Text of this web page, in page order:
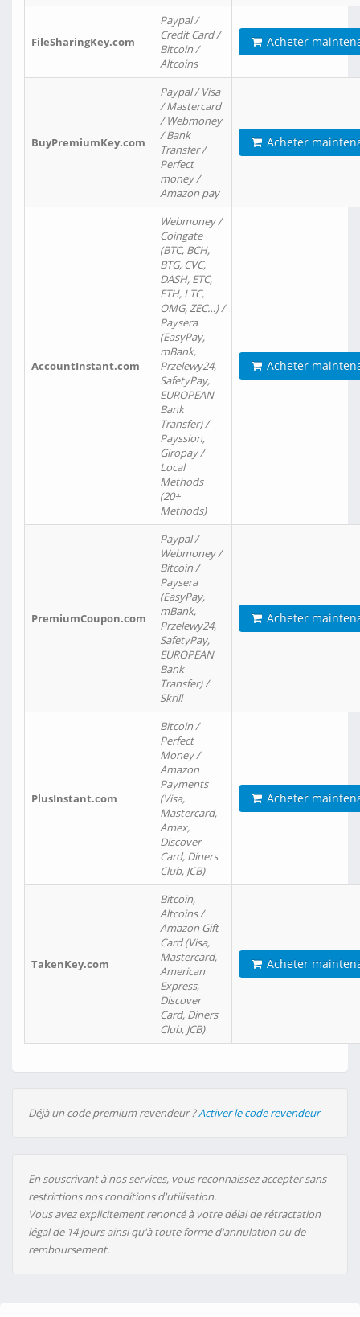
FileSharingKey.com
Paypal /
Credit Card /
Bitcoin /
Altcoins
Acheter
BuyPremiumKey.com
Paypal / Visa
/ Mastercard
/ Webmoney
/ Bank
Transfer /
Perfect
money /
Amazon pay
Acheter
AccountInstant.com
Webmoney /
Coingate
(BTC, BCH,
BTG, CVC,
DASH, ETC,
ETH, LTC,
OMG, ZEC…) /
Paysera
(EasyPay,
mBank,
Przelewy24,
SafetyPay,
EUROPEAN
Bank
Transfer) /
Payssion,
Giropay /
Local
Methods
(20+
Methods)
Acheter
PremiumCoupon.com
Paypal /
Webmoney /
Bitcoin /
Paysera
(EasyPay,
mBank,
Przelewy24,
SafetyPay,
EUROPEAN
Bank
Transfer) /
Skrill
Acheter
PlusInstant.com
Bitcoin /
Perfect
Money /
Amazon
Payments
(Visa,
Mastercard,
Amex,
Discover
Card, Diners
Club, JCB)
Acheter
TakenKey.com
Bitcoin,
Altcoins /
Amazon Gift
Card (Visa,
Mastercard,
American
Express,
Discover
Card, Diners
Club, JCB)
Acheter
Déjà un code premium revendeur ?Activer le code revendeur
En souscrivant à nos services, vous reconnaissez accepter sans
restrictions nos conditions d'utilisation.
Vous avez explicitement renoncé à votre délai de rétractation
légal de 14 jours ainsi qu'à toute forme d'annulation ou de
remboursement.